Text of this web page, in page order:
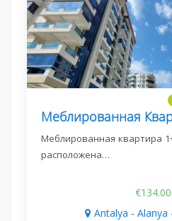
Меблированная квартира
расположена…
Antalya -